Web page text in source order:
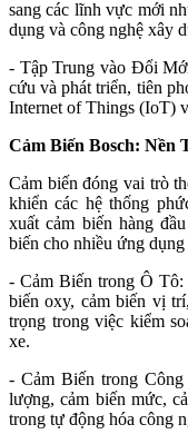
sang các lĩnh vực mới
dụng và công nghệ xây
- Tập Trung vào Đổi
cứu và phát triển, tiên
Internet of Things (IoT)
Cảm Biến Bosch: Nền
Cảm biến đóng vai trò
khiển các hệ thống
xuất cảm biến hàng
biến cho nhiều ứng dụng
- Cảm Biến trong Ô Tô:
biến oxy, cảm biến vị
trọng trong việc kiểm
xe.
- Cảm Biến trong
lượng, cảm biến mức,
trong tự động hóa công